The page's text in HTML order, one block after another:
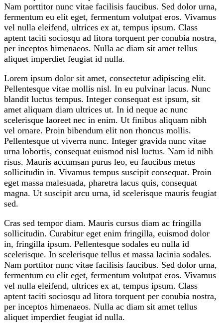
Nam porttitor nunc vitae facilisis faucibus. Sed dolor urna,
fermentum eu elit eget, fermentum volutpat eros. Vivamus
vel nulla eleifend, ultrices ex at, tempus ipsum. Class
aptent taciti sociosqu ad litora torquent per conubia nostra,
per inceptos himenaeos. Nulla ac diam sit amet tellus
aliquet imperdiet feugiat id nulla.
Lorem ipsum dolor sit amet, consectetur adipiscing elit.
Pellentesque vitae mollis nisl. In eu pulvinar lacus. Nunc
blandit luctus tempus. Integer consequat est ipsum, sit
amet aliquam diam ultrices ut. In id neque ac nunc
scelerisque laoreet nec in enim. Ut finibus aliquam nibh
vel ornare. Proin bibendum elit non rhoncus mollis.
Pellentesque ut viverra nunc. Integer gravida nunc vitae
urna lobortis, consequat euismod nisl luctus. Nam id nibh
risus. Mauris accumsan purus leo, eu faucibus metus
sollicitudin in. Vivamus tempus suscipit consequat. Proin
eget massa malesuada, pharetra lacus quis, consequat
magna. Ut suscipit arcu urna, id scelerisque mauris feugiat
sed.
Cras sed tempor diam. Mauris cursus diam ac fringilla
sollicitudin. Curabitur eget enim fringilla, euismod dolor
in, fringilla ipsum. Pellentesque sodales eu nulla id
scelerisque. In scelerisque tellus et massa lacinia sodales.
Nam porttitor nunc vitae facilisis faucibus. Sed dolor urna,
fermentum eu elit eget, fermentum volutpat eros. Vivamus
vel nulla eleifend, ultrices ex at, tempus ipsum. Class
aptent taciti sociosqu ad litora torquent per conubia nostra,
per inceptos himenaeos. Nulla ac diam sit amet tellus
aliquet imperdiet feugiat id nulla.